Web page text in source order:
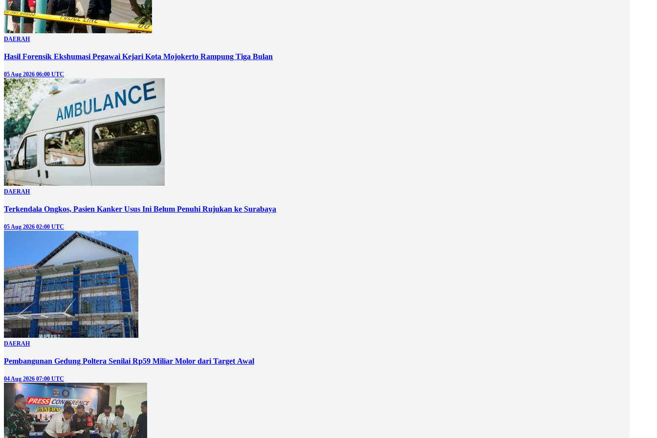
DAERAH
Hasil Forensik Ekshumasi Pegawai Kejari Kota Mojokerto Rampung Tiga Bulan
05 Aug 2026 06:00 UTC
DAERAH
Terkendala Ongkos, Pasien Kanker Usus Ini Belum Penuhi Rujukan ke Surabaya
05 Aug 2026 02:00 UTC
DAERAH
Pembangunan Gedung Poltera Senilai Rp59 Miliar Molor dari Target Awal
04 Aug 2026 07:00 UTC